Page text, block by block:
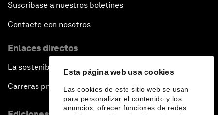
Esta página web usa cookies
Las cookies de este sitio web se usan
para personalizar el contenido y los
anuncios, ofrecer funciones de redes
Suscríbase a nuestros boletines
Contacte con nosotros
Enlaces directos
La sostenibilidad en el Foro
Carreras profesionales